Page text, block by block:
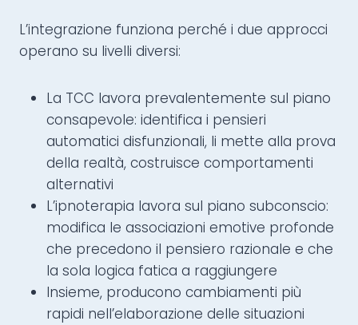
L’integrazione funziona perché i due approcci
operano su livelli diversi:
La TCC lavora prevalentemente sul piano
consapevole: identifica i pensieri
automatici disfunzionali, li mette alla prova
della realtà, costruisce comportamenti
alternativi
L’ipnoterapia lavora sul piano subconscio:
modifica le associazioni emotive profonde
che precedono il pensiero razionale e che
la sola logica fatica a raggiungere
Insieme, producono cambiamenti più
rapidi nell’elaborazione delle situazioni